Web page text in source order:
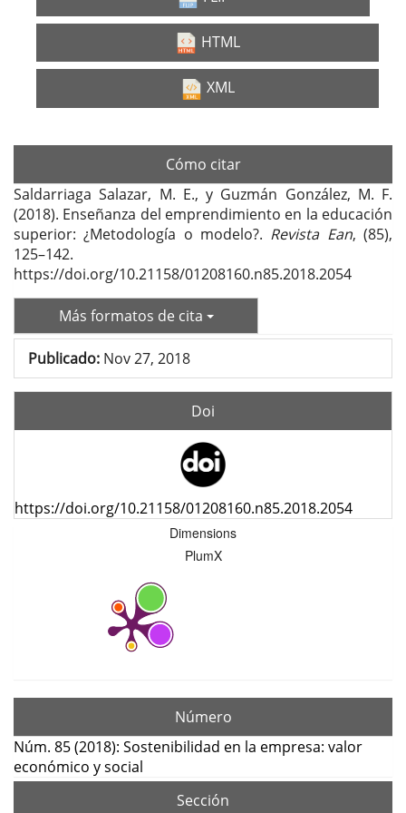
HTML
XML
Cómo citar
Saldarriaga Salazar, M. E., y Guzmán González, M. F.
(2018). Enseñanza del emprendimiento en la educación
superior: ¿Metodología o modelo?. Revista Ean, (85),
125–142.
https://doi.org/10.21158/01208160.n85.2018.2054
Más formatos de cita
Publicado: Nov 27, 2018
Doi
https://doi.org/10.21158/01208160.n85.2018.2054
Dimensions
PlumX
Número
Núm. 85 (2018): Sostenibilidad en la empresa: valor
económico y social
Sección